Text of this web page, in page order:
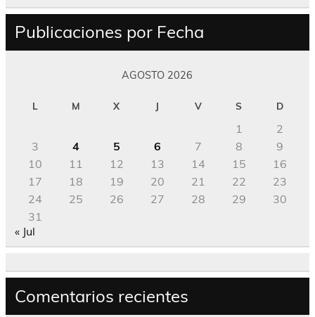
Publicaciones por Fecha
AGOSTO 2026
L M X J V S D
1
2
3
4 5 6 7 8
9
10
11 12 13 14 15
16
17
18 19 20 21 22
23
24
25 26 27 28 29
30
31
« Jul
Comentarios recientes